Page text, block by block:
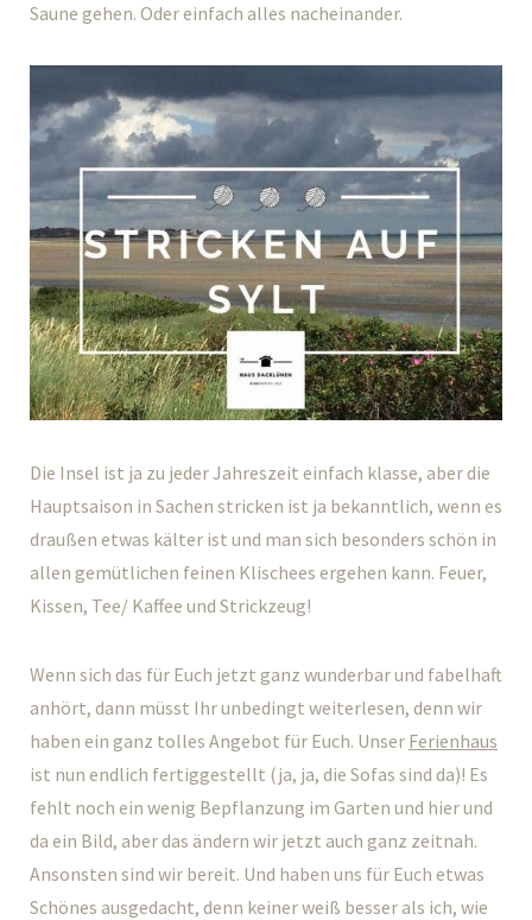
Saune gehen. Oder einfach alles nacheinander.
Die Insel ist ja zu jeder Jahreszeit einfach klasse, aber die
Hauptsaison in Sachen stricken ist ja bekanntlich, wenn es
draußen etwas kälter ist und man sich besonders schön in
allen gemütlichen feinen Klischees ergehen kann. Feuer,
Kissen, Tee/ Kaffee und Strickzeug!
Wenn sich das für Euch jetzt ganz wunderbar und fabelhaft
anhört, dann müsst Ihr unbedingt weiterlesen, denn wir
haben ein ganz tolles Angebot für Euch. Unser Ferienhaus
ist nun endlich fertiggestellt (ja, ja, die Sofas sind da)! Es
fehlt noch ein wenig Bepflanzung im Garten und hier und
da ein Bild, aber das ändern wir jetzt auch ganz zeitnah.
Ansonsten sind wir bereit. Und haben uns für Euch etwas
Schönes ausgedacht, denn keiner weiß besser als ich, wie